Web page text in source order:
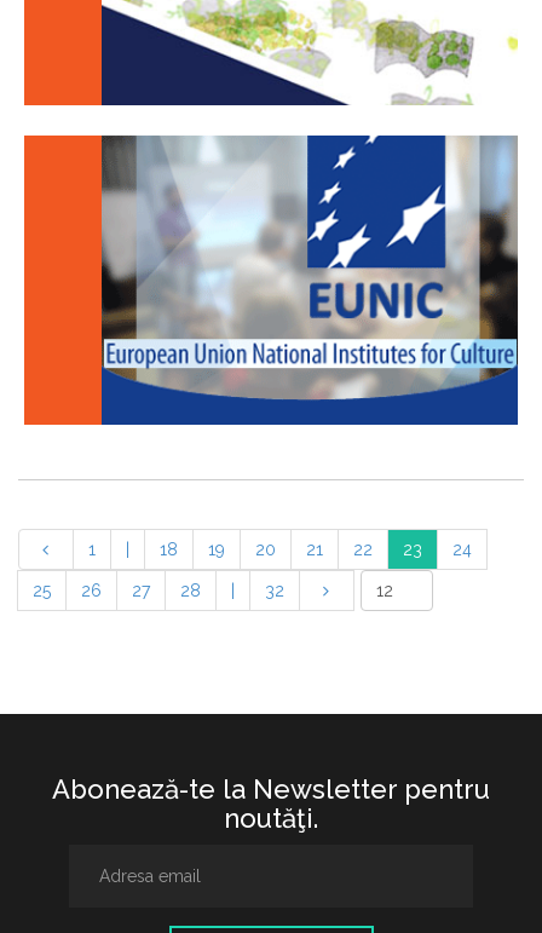
1 18 19 20 21 22 23 24
25 26 27 28 32
Abonează-te la Newsletter pentru
noutăţi.